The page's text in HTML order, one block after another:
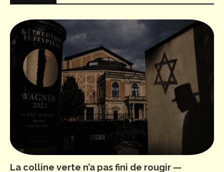
La colline verte n’a pas fini de rougir —